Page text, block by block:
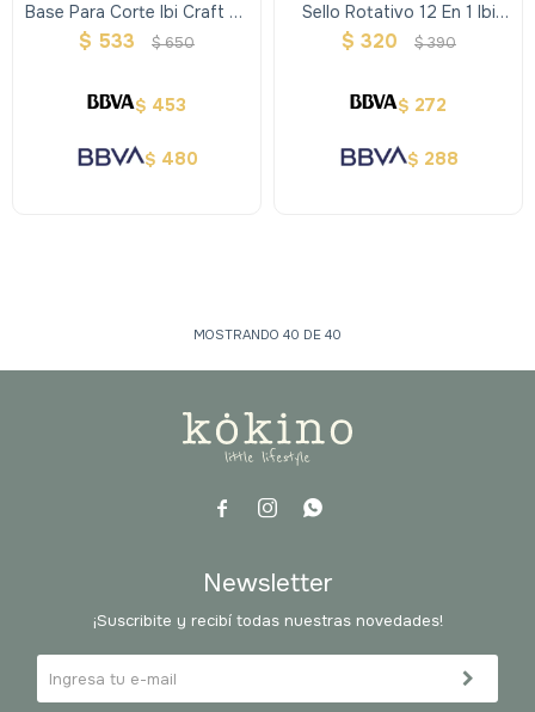
Base Para Corte Ibi Craft A3
Rosada
$ 533 $650
$ 453
$ 480
Sello Rotativo 12 En 1 Ibi
Crafrt -love Y Almohadilla
$ 320 $390
$ 272
$ 288
MOSTRANDO 40 DE 40
  
Newsletter
¡Suscribite y recibí todas nuestras novedades!